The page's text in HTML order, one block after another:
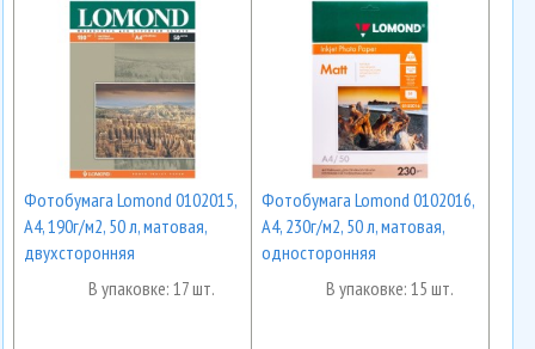
Фотобумага Lomond 0102015,
А4, 190г/м2, 50 л, матовая,
двухсторонняя
В упаковке: 17 шт.
Фотобумага Lomond 0102016,
А4, 230г/м2, 50 л, матовая,
односторонняя
В упаковке: 15 шт.